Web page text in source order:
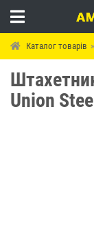
Каталог товарів
Union